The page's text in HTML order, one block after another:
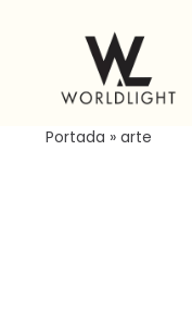
contenido
Portada »arte